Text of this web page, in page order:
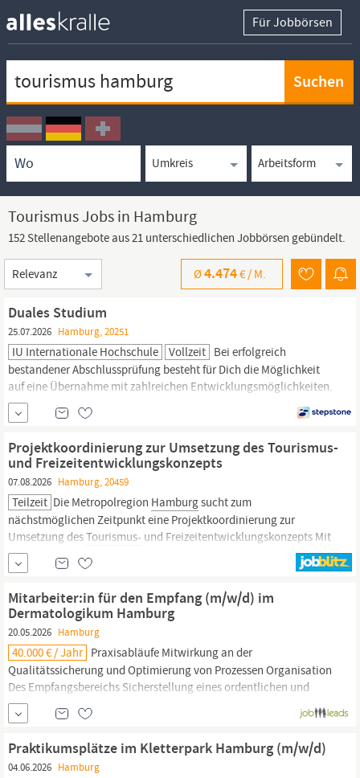
Für Jobbörsen
Ortssuche
Umkreissuche
Arbeitsform
Tourismus Jobs in Hamburg
152 Stellenangebote aus 21 unterschiedlichen Jobbörsen gebündelt.
Sortierung
Ø4.474€ / M.
Duales Studium
25.07.2026 Hamburg, 20251
IU Internationale Hochschule Vollzeit Bei erfolgreich
bestandener Abschlussprüfung besteht für Dich die Möglichkeit
auf eine Übernahme mit zahlreichen Entwicklungsmöglichkeiten.
Praxisorientiert;Zahlungen;Studienberatung;Duales
Projektkoordinierung zur Umsetzung des Tourismus-
und Freizeitentwicklungskonzepts
07.08.2026 Hamburg, 20459
Teilzeit Die Metropolregion Hamburgsucht zum
nächstmöglichen Zeitpunkt eine Projektkoordinierung zur
Umsetzung desTourismus- und Freizeitentwicklungskonzepts Mit
dem
Tourismus- und Freizeitentwicklungskonzept für die
MetropolregionHamburg
2030 (TFEK) haben die touristischen
Mitarbeiter:in für den Empfang (m/w/d) im
Dermatologikum Hamburg
20.05.2026 Hamburg
40.000 € / Jahr Praxisabläufe Mitwirkung an der
Qualitätssicherung und Optimierung von Prozessen Organisation
Des Empfangsbereichs Sicherstellung eines ordentlichen und
einladenden Empfangsbereichs Verwaltung von Büro- und
Praxismaterialien Dein Profil Abgeschlossene Ausbildung,
idealerweise im medizinischen oder kaufmännischen Bereich, in
der Hotellerie oder im Tourismus
Praktikumsplätze im Kletterpark Hamburg (m/w/d)
04.06.2026 Hamburg